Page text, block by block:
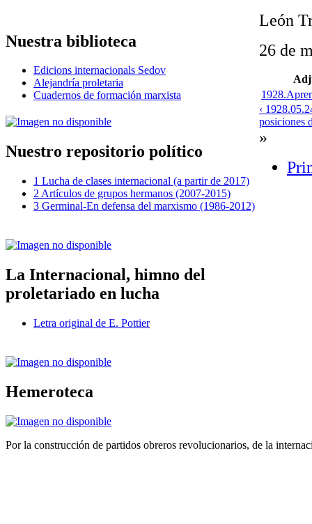
Nuestra biblioteca
Edicions internacionals Sedov
Alejandría proletaria
Cuadernos de formación marxista
Nuestro repositorio político
1 Lucha de clases internacional (a partir de 2017)
2 Artículos de grupos hermanos (2007-2015)
3 Germinal-En defensa del marxismo (1986-2012)
La Internacional, himno del
proletariado en lucha
Letra original de E. Pottier
Hemeroteca
León
26 de
‹
posiciones
»
Por la construcción de partidos obreros revolucionarios, de la